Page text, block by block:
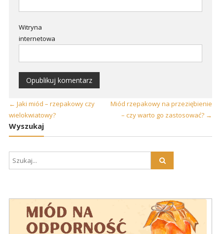
Witryna
internetowa
← Jaki miód – rzepakowy czy
wielokwiatowy?
Miód rzepakowy na przeziębienie
– czy warto go zastosować? →
Wyszukaj